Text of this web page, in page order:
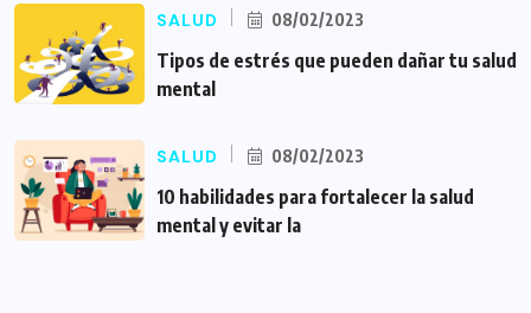
SALUD 08/02/2023
Tipos de estrés que pueden dañar tu salud
mental
SALUD 08/02/2023
10 habilidades para fortalecer la salud
mental y evitar la